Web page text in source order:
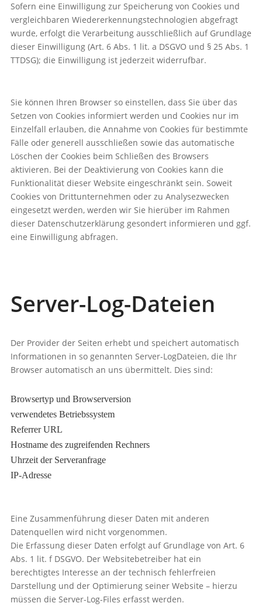
Sofern eine Einwilligung zur Speicherung von Cookies und
vergleichbaren Wiedererkennungstechnologien abgefragt
wurde, erfolgt die Verarbeitung ausschließlich auf Grundlage
dieser Einwilligung (Art. 6 Abs. 1 lit. a DSGVO und § 25 Abs. 1
TTDSG); die Einwilligung ist jederzeit widerrufbar.
Sie können Ihren Browser so einstellen, dass Sie über das
Setzen von Cookies informiert werden und Cookies nur im
Einzelfall erlauben, die Annahme von Cookies für bestimmte
Fälle oder generell ausschließen sowie das automatische
Löschen der Cookies beim Schließen des Browsers
aktivieren. Bei der Deaktivierung von Cookies kann die
Funktionalität dieser Website eingeschränkt sein. Soweit
Cookies von Drittunternehmen oder zu Analysezwecken
eingesetzt werden, werden wir Sie hierüber im Rahmen
dieser Datenschutzerklärung gesondert informieren und ggf.
eine Einwilligung abfragen.
Server-Log-Dateien
Der Provider der Seiten erhebt und speichert automatisch
Informationen in so genannten Server-LogDateien, die Ihr
Browser automatisch an uns übermittelt. Dies sind:
Browsertyp und Browserversion
verwendetes Betriebssystem
Referrer URL
Hostname des zugreifenden Rechners
Uhrzeit der Serveranfrage
IP-Adresse
Eine Zusammenführung dieser Daten mit anderen
Datenquellen wird nicht vorgenommen.
Die Erfassung dieser Daten erfolgt auf Grundlage von Art. 6
Abs. 1 lit. f DSGVO. Der Websitebetreiber hat ein
berechtigtes Interesse an der technisch fehlerfreien
Darstellung und der Optimierung seiner Website – hierzu
müssen die Server-Log-Files erfasst werden.